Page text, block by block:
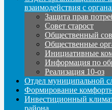
взаимодействия с
Защита прав
Совет старост
Общественный
Общественные
Инициативные
Информация по
Реализация 10-оз
Отдел муниципальной
Формирование
Инвестиционный
района